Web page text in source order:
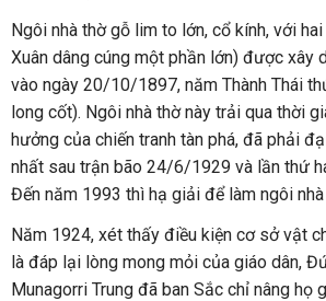
Ngôi nhà thờ gỗ lim to lớn, cổ kính, với
Xuân dâng cúng một phần lớn) được xây
vào ngày 20/10/1897, năm Thành Thái
long cốt). Ngôi nhà thờ này trải qua thời
hưởng của chiến tranh tàn phá, đã phải
nhất sau trận bão 24/6/1929 và lần thứ
Đến năm 1993 thì hạ giải để làm ngôi nhà
Năm 1924, xét thấy điều kiện cơ sở vật
là đáp lại lòng mong mỏi của giáo dân,
Munagorri Trung đã ban Sắc chỉ nâng họ